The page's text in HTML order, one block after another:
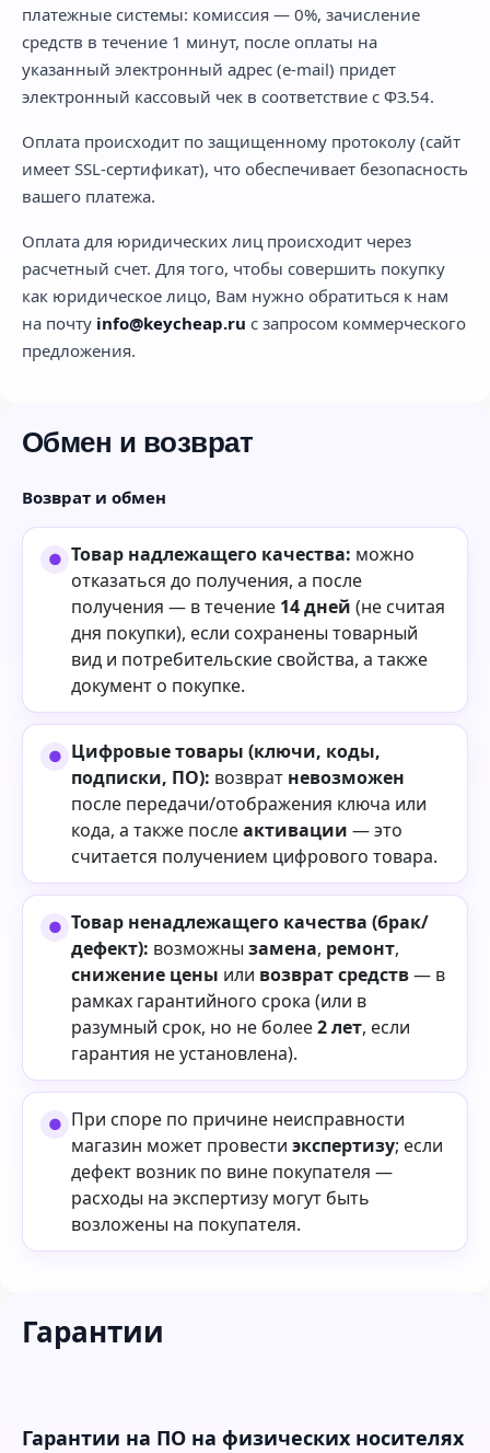
платежные системы: комиссия — 0%, зачисление
средств в течение 1 минут, после оплаты на
указанный электронный адрес (e-mail) придет
электронный кассовый чек в соответствие с ФЗ.54.
Оплата происходит по защищенному протоколу (сайт
имеет SSL-сертификат), что обеспечивает безопасность
вашего платежа.
Оплата для юридических лиц происходит через
расчетный счет. Для того, чтобы совершить покупку
как юридическое лицо, Вам нужно обратиться к нам
на почту info@keycheap.ru с запросом коммерческого
предложения.
Обмен и возврат
Возврат и обмен
Товар надлежащего качества: можно
отказаться до получения, а после
получения — в течение 14 дней (не считая
дня покупки), если сохранены товарный
вид и потребительские свойства, а также
документ о покупке.
Цифровые товары (ключи, коды,
подписки, ПО): возврат невозможен
после передачи/отображения ключа или
кода, а также послеактивации — это
считается получением цифрового товара.
Товар ненадлежащего качества (брак/
дефект): возможны замена, ремонт,
снижение цены или возврат средств— в
рамках гарантийного срока (или в
разумный срок, но не более2 лет, если
гарантия не установлена).
При споре по причине неисправности
магазин может провести экспертизу; если
дефект возник по вине покупателя —
расходы на экспертизу могут быть
возложены на покупателя.
Гарантии
Гарантии на ПО на физических носителях